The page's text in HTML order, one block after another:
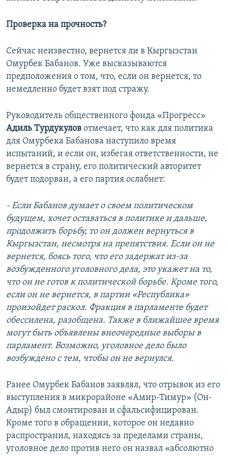
Проверка на прочность?
Сейчас неизвестно, вернется ли в Кыргызстан
Омурбек Бабанов. Уже высказываются
предположения о том, что, если он вернется, то
немедленно будет взят под стражу.
Руководитель общественного фонда «Прогресс»
Адиль Турдукулов отмечает, что как для политика
для Омурбека Бабанова наступило время
испытаний, и если он, избегая ответственности, не
вернется в страну, его политический авторитет
будет подорван, а его партия ослабнет:
- Если Бабанов думает о своем политическом
будущем, хочет оставаться в политике и дальше,
продолжить борьбу, то он должен вернуться в
Кыргызстан, несмотря на препятствия. Если он не
вернется, боясь того, что его задержат из-за
возбужденного уголовного дела, это укажет на то,
что он не готов к политической борьбе. Кроме того,
если он не вернется, в партии «Республика»
произойдет раскол. Фракция в парламенте будет
обессилена, разобщена. Также в ближайшее время
могут быть объявлены внеочередные выборы в
парламент. Возможно, уголовное дело было
возбуждено с тем, чтобы он не вернулся.
Ранее Омурбек Бабанов заявлял, что отрывок из его
выступления в микрорайоне «Амир-Тимур» (Он-
Адыр) был смонтирован и сфальсифицирован.
Кроме того в обращении, которое он недавно
распространил, находясь за пределами страны,
уголовное дело против него он назвал «абсолютно